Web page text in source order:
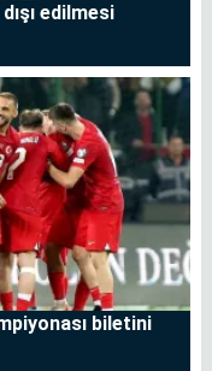
edilmesi
biletini